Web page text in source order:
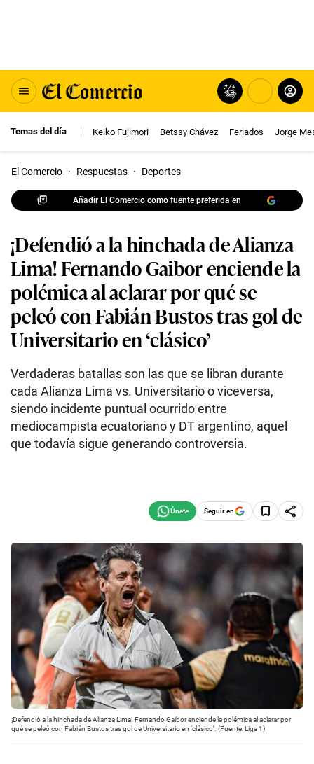
Temas del día Keiko Fujimori Betssy Chávez Feriados Jorge
El Comercio · Respuestas · Deportes
Añadir El Comercio como fuente preferida en
¡Defendió a la hinchada de Alianza
Lima! Fernando Gaibor enciende la
polémica al aclarar por qué se
peleó con Fabián Bustos tras gol de
Universitario en ‘clásico’
Verdaderas batallas son las que se libran durante
cada Alianza Lima vs. Universitario o viceversa,
siendo incidente puntual ocurrido entre
mediocampista ecuatoriano y DT argentino, aquel
que todavía sigue generando controversia.
Seguir en
¡Defendió a la hinchada de Alianza Lima! Fernando Gaibor enciende la polémica al aclarar por
qué se peleó con Fabián Bustos tras gol de Universitario en ‘clásico’. (Fuente: Liga 1)